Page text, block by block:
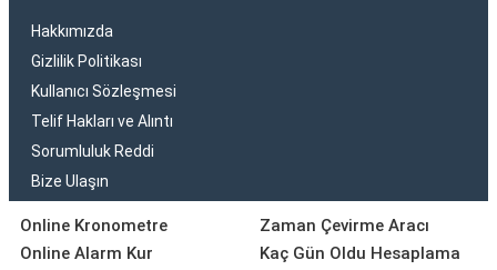
Hakkımızda
Gizlilik Politikası
Kullanıcı Sözleşmesi
Telif Hakları ve Alıntı
Sorumluluk Reddi
Bize Ulaşın
Online Kronometre
Online Alarm Kur
Zaman Çevirme Aracı
Kaç Gün Oldu Hesaplama